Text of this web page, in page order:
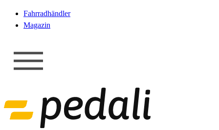
Fahrradhändler
Magazin